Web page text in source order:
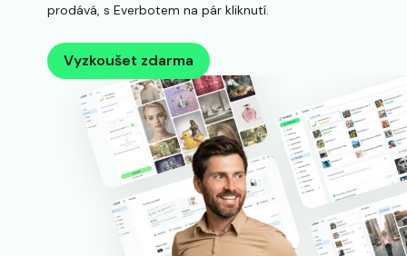
prodává, s Everbotem na pár kliknutí.
Vyzkoušet zdarma